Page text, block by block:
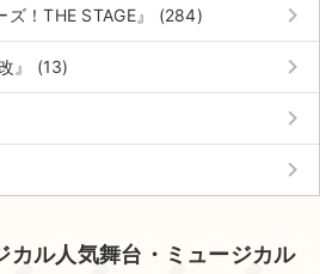
ズ！THE STAGE』 (284) keyboard_arrow_right
』 (13) keyboard_arrow_right
keyboard_arrow_right
keyboard_arrow_right
カル人気舞台・ミュージカル